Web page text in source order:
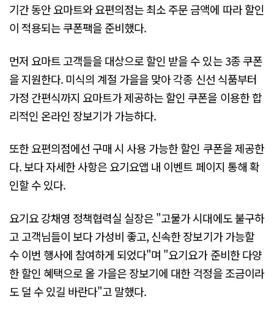
기간 동안 요마트와 요편의점는 최소 주문 금액에 따라 할인
이 적용되는 쿠폰팩을 준비했다.
먼저 요마트 고객들을 대상으로 할인 받을 수 있는 3종 쿠폰
을 지원한다. 미식의 계절 가을을 맞아 각종 신선 식품부터
가정 간편식까지 요마트가 제공하는 할인 쿠폰을 이용한 합
리적인 온라인 장보기가 가능하다.
또한 요편의점에선 구매 시 사용 가능한 할인 쿠폰을 제공한
다. 보다 자세한 사항은 요기요앱 내 이벤트 페이지 통해 확
인할 수 있다.
요기요 강채영 정책협력실 실장은 "고물가 시대에도 불구하
고 고객님들이 보다 가성비 좋고, 신속한 장보기가 가능할
수 이번 행사에 참여하게 되었다"며 "요기요가 준비한 다양
한 할인 혜택으로 올 가을은 장보기에 대한 걱정을 조금이라
도 덜 수 있길 바란다"고 말했다.